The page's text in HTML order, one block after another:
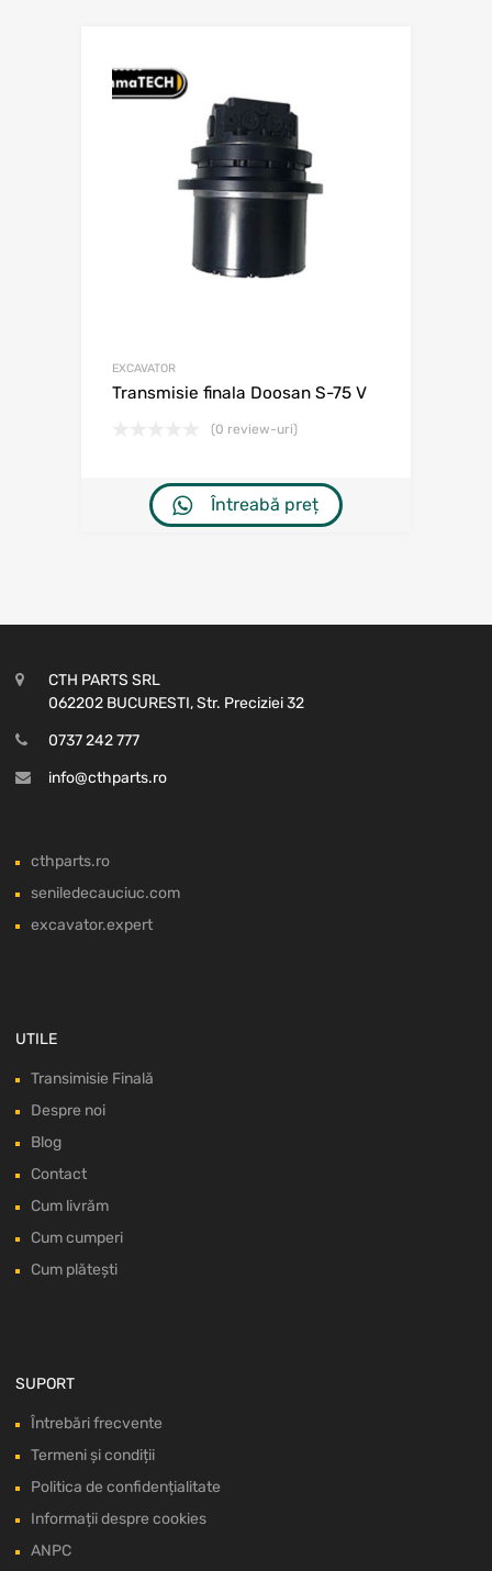
EXCAVATOR
Transmisie finala Doosan S-75 V
(0 review-uri)
Întreabă preț
CTH PARTS SRL
062202 BUCURESTI, Str. Preciziei 32
0737 242 777
info@cthparts.ro
cthparts.ro
seniledecauciuc.com
excavator.expert
UTILE
Transimisie Finală
Despre noi
Blog
Contact
Cum livrăm
Cum cumperi
Cum plătești
SUPORT
Întrebări frecvente
Termeni și condiții
Politica de confidențialitate
Informații despre cookies
ANPC